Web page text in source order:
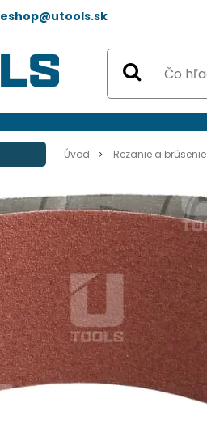
eshop@utools.sk
Úvod Rezanie a brúsenie